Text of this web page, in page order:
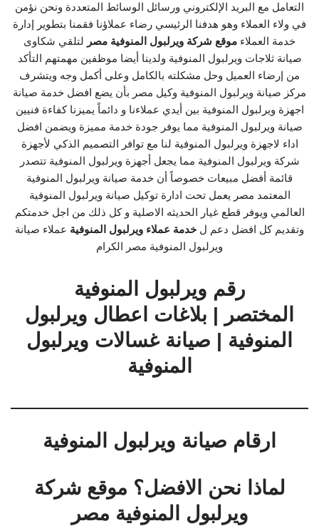
التعامل مع البريد الإلكتروني ورسائل الوسائط المتعددة ونحن نؤمن
في ولاء العملاء وهو هدفنا الرئيسي رضاء عملاؤنا فقمنا بتطوير إدارة
خدمة العملاء موقع شركة ويرلبول المنوفية مصر لتلقي شكاوى
صيانة ثلاجات ويرلبول المنوفية ولدينا أيضا موظفين مهمتهم التأكد
من إرضاء العميل وحل مشكلته بالكامل وعلى أكمل وجه ويتشرف
مركز صيانة ويرلبول المنوفية وكيل مصر بأن يضع افضل خدمة صيانة
اجهزة ويرلبول المنوفية بين أيدي عملاءنا و دائماً يميزنا كفاءة فنيين
صيانة ويرلبول المنوفية مما يوفر جودة خدمة مميزة ويضمن افضل
اداء لاجهزة ويرلبول المنوفية لنا مع توافر التصميم الذكي لأجهزة
شركة ويرلبول المنوفية مما يجعل أجهزة ويرلبول المنوفية تتصدر
قائمة أفضل مبيعات خصوصاً أن خدمة صيانة ويرلبول المنوفية
المعتمد مصر يعمل تحت ادارة توكيل صيانة ويرلبول المنوفية
العالمي ويوفر قطع غيار الحديثه الاصلية و كل ذلك من اجل خدمتكم
وتقديم كل افضل دعم ل خدمة عملاء ويرلبول المنوفية عملاء صيانة
ويرلبول المنوفية مصر الكرام
رقم ويرلبول المنوفية
المختصر | بلاغات اعطال ويرلبول
المنوفية | صيانة غسالات ويرلبول
المنوفية
ارقام صيانة ويرلبول المنوفية
لماذا نحن الافضل؟ موقع شركة
ويرلبول المنوفية مصر